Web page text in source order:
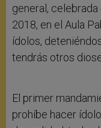
general,
2018, en el Aula
ídolos,
tendrás otros
El primer
prohíbe hacer